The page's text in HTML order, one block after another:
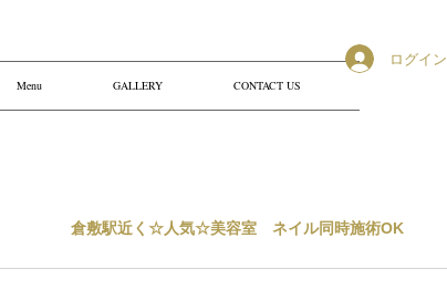
Menu GALLERY CONTACT US
ログイン
倉敷駅近く☆人気☆美容室 ネイル同時施術OK